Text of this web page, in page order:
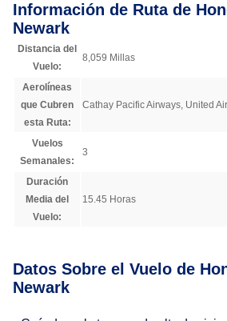
Información de Ruta de
Newark
Distancia del
Vuelo:
8,059 Millas
Aerolíneas
que Cubren
esta Ruta:
Cathay Pacific Airways, United
Vuelos
Semanales:
3
Duración
Media del
Vuelo:
15.45 Horas
Datos Sobre el Vuelo de
Newark